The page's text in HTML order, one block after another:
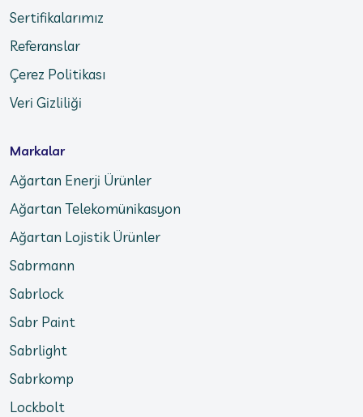
Sertifikalarımız
Referanslar
Çerez Politikası
Veri Gizliliği
Markalar
Ağartan Enerji Ürünler
Ağartan Telekomünikasyon
Ağartan Lojistik Ürünler
Sabrmann
Sabrlock
Sabr Paint
Sabrlight
Sabrkomp
Lockbolt